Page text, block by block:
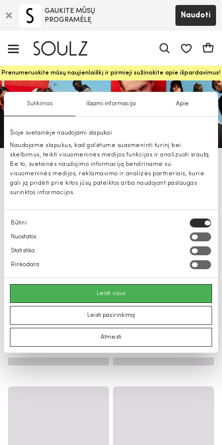
Sutikimas Išsami informacija Apie
Šioje svetainėje naudojami slapukai
Naudojame slapukus, kad galėtume suasmeninti turinį bei
skelbimus, teikti visuomeninės medijos funkcijas ir analizuoti srautą.
Be to, svetainės naudojimo informaciją bendriname su
visuomeninės medijos, reklamavimo ir analizės partneriais, kurie
gali ją pridėti prie kitos jūsų pateiktos arba naudojant paslaugas
surinktos informacijos.
Sutikimo
pasirinkimas
Būtini
Nuostatos
Statistika
Rinkodara
Leisti visus
Leisti pasirinkimą
Atmesti
GAUKITE MŪSŲ
PROGRAMĖLĘ
Naudoti
Prenumeruokite mūsų naujienlaiškį ir pirmieji sužinokite apie išpardavimus!
Antony Morato vyriški marškinėliai